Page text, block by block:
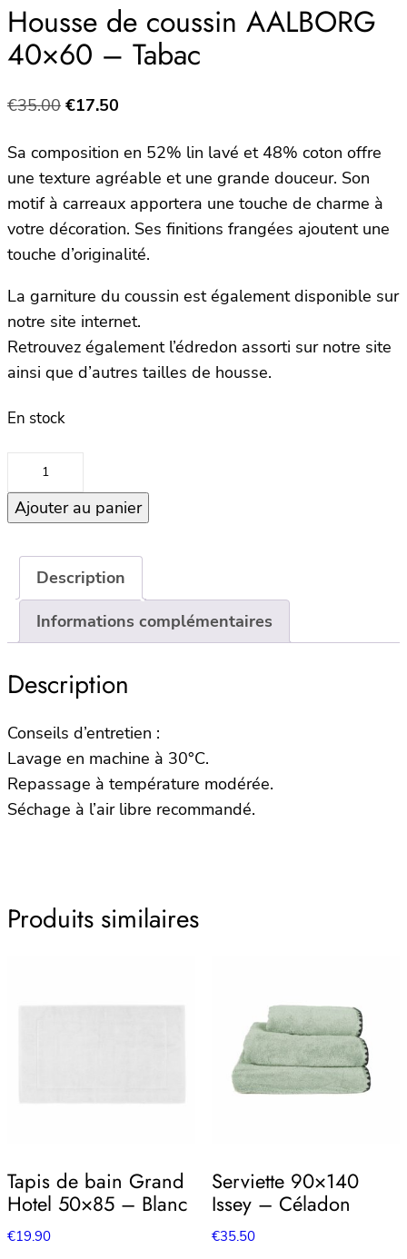
Housse de coussin AALBORG
40×60 – Tabac
€35.00 Le
initial
était :
€35.00.
€17.50
actuel
est :
€17.50.
Sa composition en 52% lin lavé et 48% coton offre
une texture agréable et une grande douceur. Son
motif à carreaux apportera une touche de charme à
votre décoration. Ses finitions frangées ajoutent une
touche d’originalité.
La garniture du coussin est également disponible sur
notre site internet.
Retrouvez également l’édredon assorti sur notre site
ainsi que d’autres tailles de housse.
En stock
quantité
Housse
coussin
AALBORG
40×60
Tabac
Ajouter au panier
Description
Informations complémentaires
Description
Conseils d’entretien :
Lavage en machine à 30°C.
Repassage à température modérée.
Séchage à l’air libre recommandé.
Produits similaires
Tapis de bain Grand
Hotel 50×85 – Blanc
€19.90
Serviette 90×140
Issey – Céladon
€35.50